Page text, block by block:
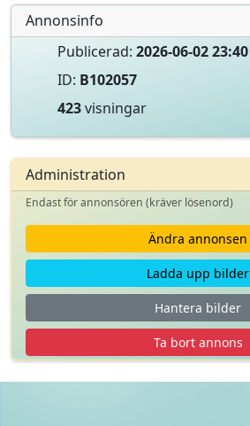
Annonsinfo
Publicerad: 2026-06-02 23:40
ID: B102057
423visningar
Administration
Endast för annonsören (kräver lösenord)
Ändra annonsen
Ladda upp bilder
Hantera bilder
Ta bort annons